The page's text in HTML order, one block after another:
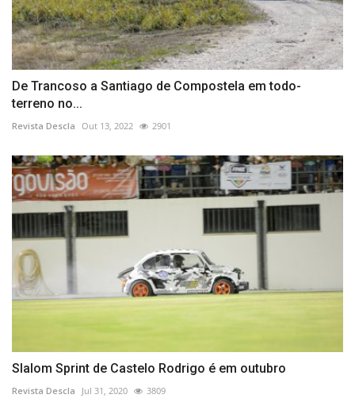
De Trancoso a Santiago de Compostela em todo-
terreno no...
Revista Descla Out 13, 2022 2901
Slalom Sprint de Castelo Rodrigo é em outubro
Revista Descla Jul 31, 2020 3809